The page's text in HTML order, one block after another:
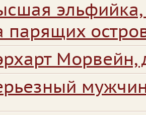
эльфийка,
парящих
Морвейн,